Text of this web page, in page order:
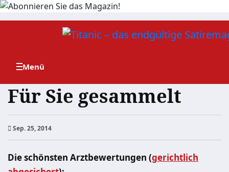
Zum
Für Sie gesammelt
Sep. 25, 2014
Die schönsten Arztbewertungen (gerichtlich